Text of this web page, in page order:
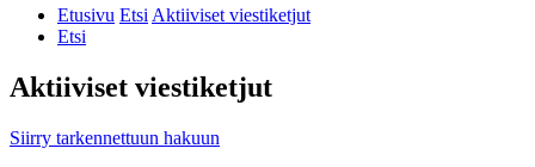
Etusivu EtsiAktiiviset viestiketjut
Etsi
Aktiiviset viestiketjut
Siirry tarkennettuun hakuun